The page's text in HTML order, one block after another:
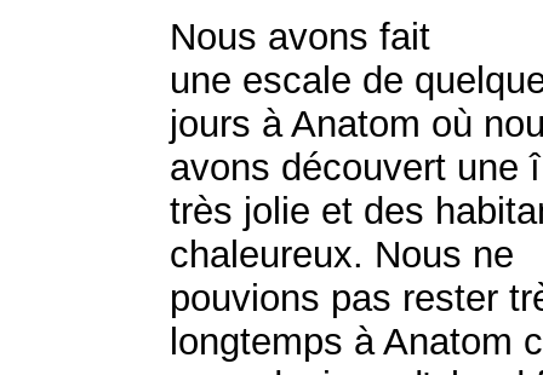
Nous avons fait
une escale de
jours à Anatom où
avons découvert une
très jolie et des
chaleureux. Nous ne
pouvions pas rester
longtemps à Anatom